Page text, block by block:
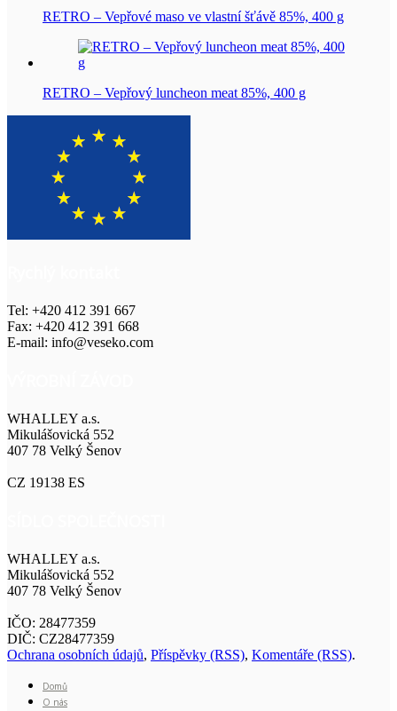
RETRO – Vepřové maso ve vlastní šťávě 85%, 400 g
RETRO – Vepřový luncheon meat 85%, 400 g
Tel: +420 412 391 667
Fax: +420 412 391 668
E-mail: info@veseko.com
WHALLEY a.s.
Mikulášovická 552
407 78 Velký Šenov
CZ 19138 ES
WHALLEY a.s.
Mikulášovická 552
407 78 Velký Šenov
IČO: 28477359
DIČ: CZ28477359
Ochrana osobních údajů, Příspěvky (RSS), Komentáře (RSS).
Domů
O nás